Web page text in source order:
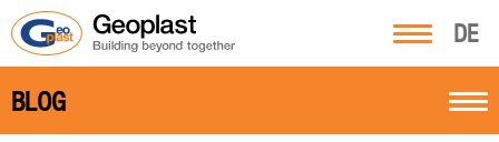
DE
BLOG